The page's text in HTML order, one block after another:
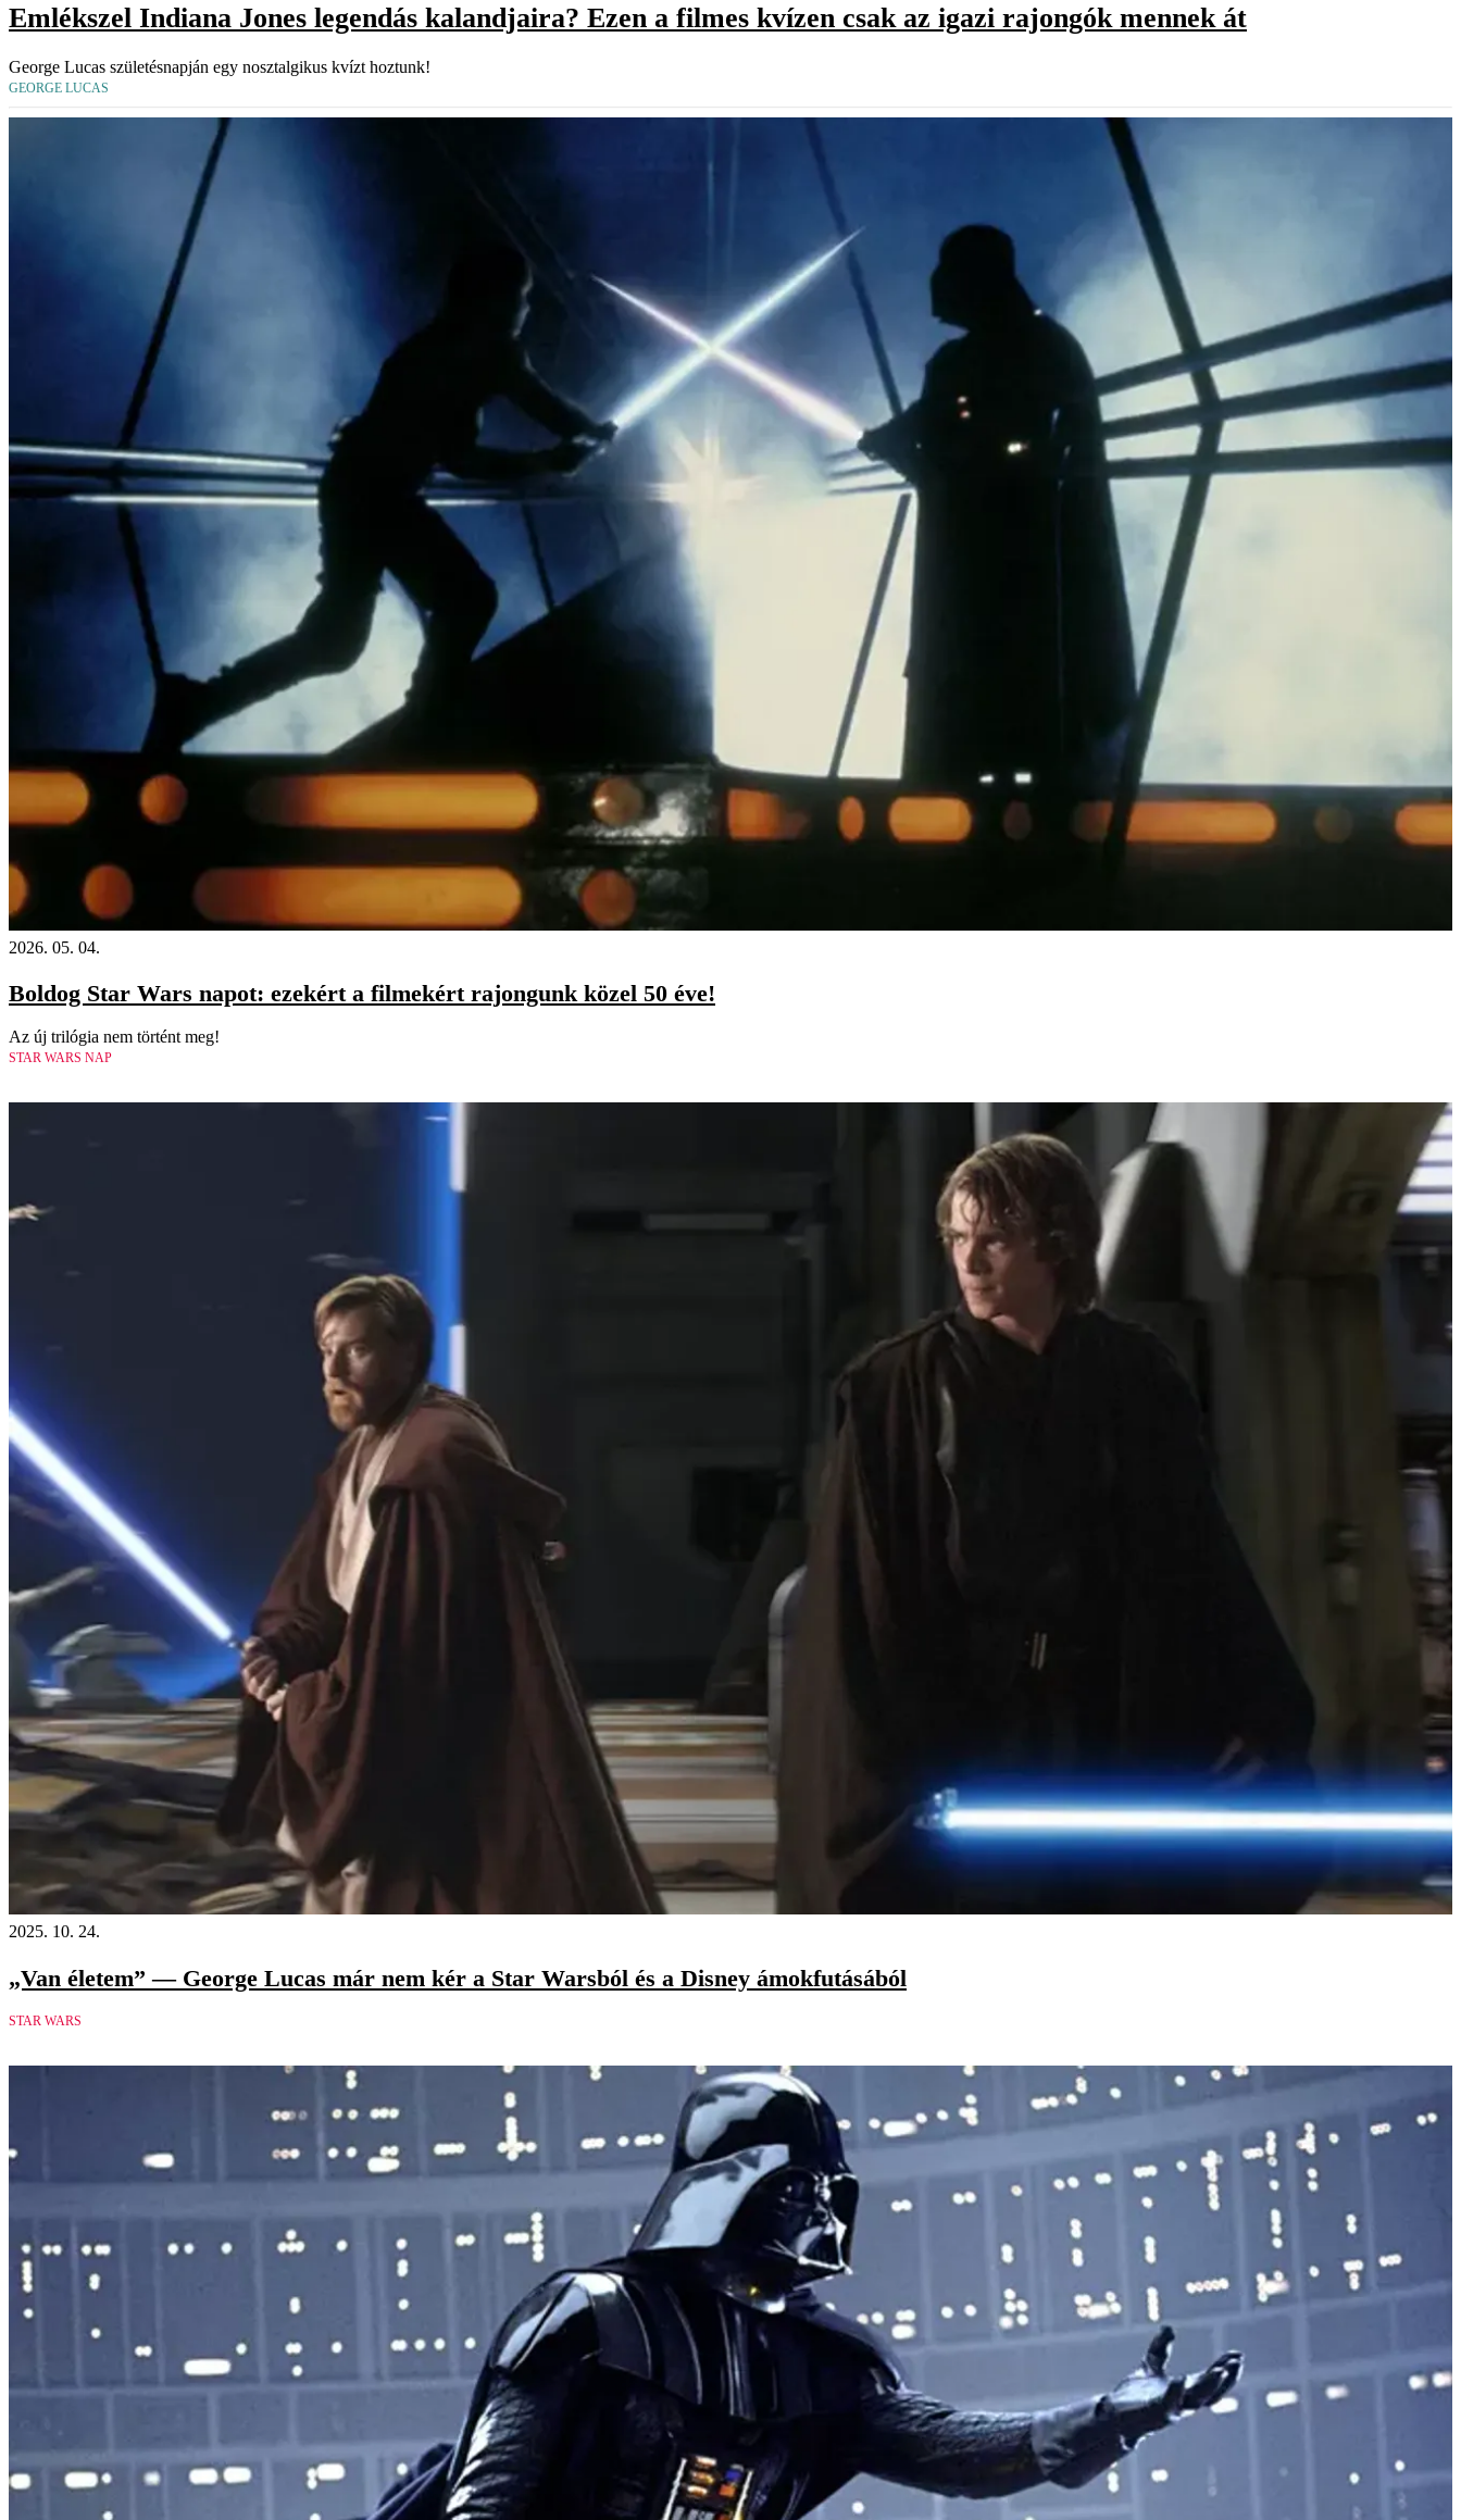
Emlékszel Indiana Jones legendás kalandjaira? Ezen a filmes kvízen csak az igazi rajongók mennek át
George Lucas születésnapján egy nosztalgikus kvízt hoztunk!
GEORGE LUCAS
2026. 05. 04.
Boldog Star Wars napot: ezekért a filmekért rajongunk közel 50 éve!
Az új trilógia nem történt meg!
STAR WARS NAP
2025. 10. 24.
„Van életem” — George Lucas már nem kér a Star Warsból és a Disney ámokfutásából
STAR WARS